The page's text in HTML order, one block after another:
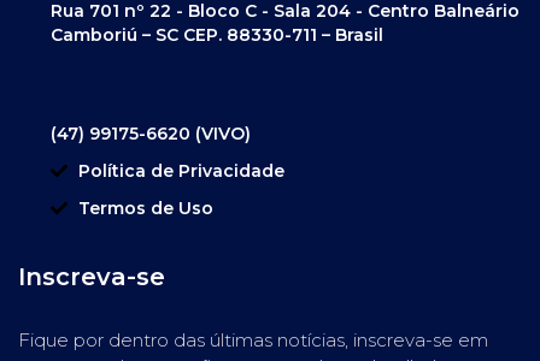
Rua 701 nº 22 - Bloco C - Sala 204 - Centro Balneário
Camboriú – SC CEP. 88330-711 – Brasil
(47) 99175-6620 (VIVO)
Política de Privacidade
Termos de Uso
Inscreva-se
Fique por dentro das últimas notícias, inscreva-se em